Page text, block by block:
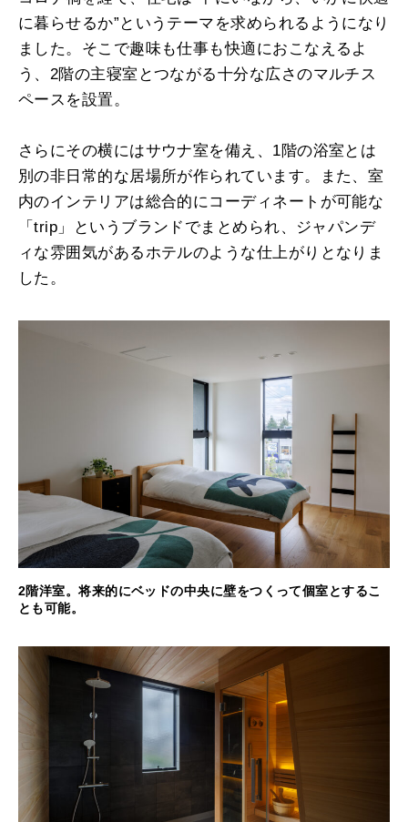
に暮らせるか”というテーマを求められるようになり
ました。そこで趣味も仕事も快適におこなえるよ
う、2階の主寝室とつながる十分な広さのマルチス
ペースを設置。
さらにその横にはサウナ室を備え、1階の浴室とは
別の非日常的な居場所が作られています。また、室
内のインテリアは総合的にコーディネートが可能な
「trip」というブランドでまとめられ、ジャパンデ
ィな雰囲気があるホテルのような仕上がりとなりま
した。
2階洋室。将来的にベッドの中央に壁をつくって個室とするこ
とも可能。